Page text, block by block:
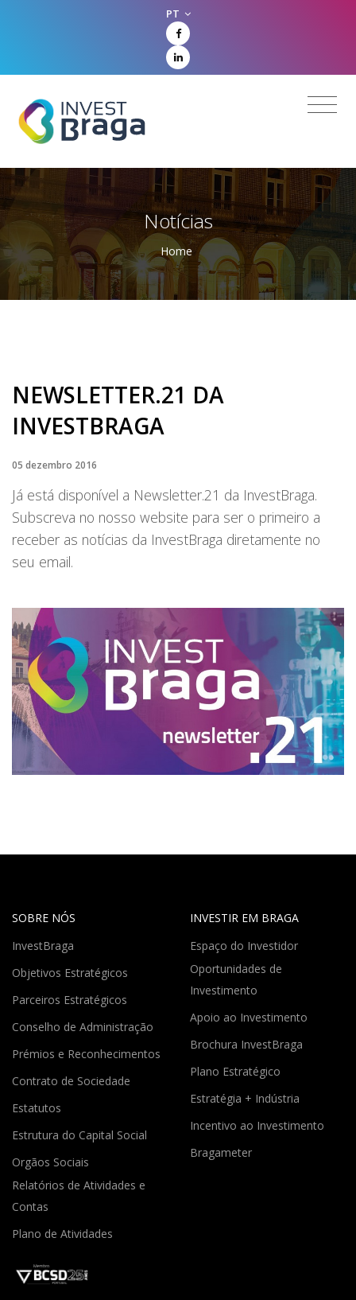
PT
Notícias
Home
NEWSLETTER.21 DA
INVESTBRAGA
05 dezembro 2016
Já está disponível a Newsletter.21 da InvestBraga.
Subscreva no nosso website para ser o primeiro a
receber as notícias da InvestBraga diretamente no
seu email.
SOBRE NÓS
InvestBraga
Objetivos Estratégicos
Parceiros Estratégicos
Conselho de Administração
Prémios e Reconhecimentos
Contrato de Sociedade
Estatutos
Estrutura do Capital Social
Orgãos Sociais
Relatórios de Atividades e
Contas
Plano de Atividades
INVESTIR EM BRAGA
Espaço do Investidor
Oportunidades de
Investimento
Apoio ao Investimento
Brochura InvestBraga
Plano Estratégico
Estratégia + Indústria
Incentivo ao Investimento
Bragameter